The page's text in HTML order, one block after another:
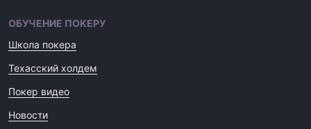
ОБУЧЕНИЕ ПОКЕРУ
Школа покера
Техасский холдем
Покер видео
Новости